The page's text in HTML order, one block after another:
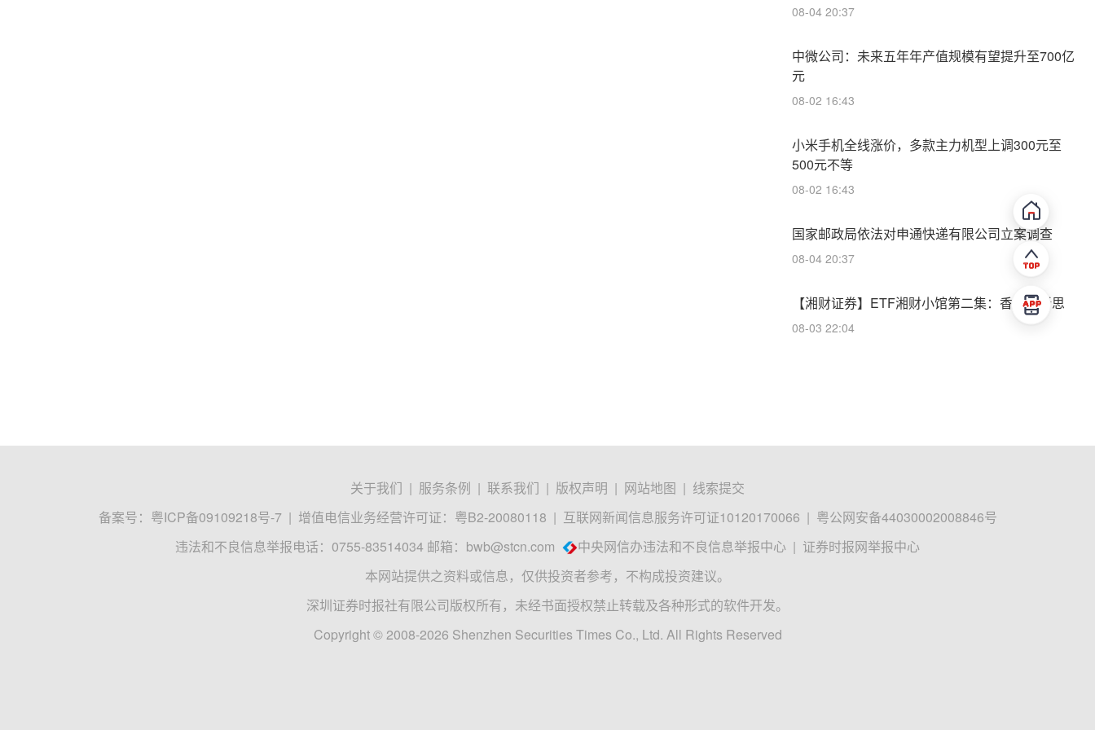
08-04 20:37
中微公司：未来五年年产值规模有望提升至700亿
元
08-02 16:43
小米手机全线涨价，多款主力机型上调300元至
500元不等
08-02 16:43
国家邮政局依法对申通快递有限公司立案调查
08-04 20:37
【湘财证券】ETF湘财小馆第二集：香辣启新思
08-03 22:04
关于我们 | 服务条例 | 联系我们 | 版权声明 | 网站地图 | 线索提交
备案号： 粤ICP备09109218号-7 | 增值电信业务经营许可证：粤B2-20080118 | 互联网新闻信息服务许可证10120170066 | 粤公网安备44030002008846号
违法和不良信息举报电话：0755-83514034 邮箱： bwb@stcn.com 中央网信办违法和不良信息举报中心 | 证券时报网举报中心
本网站提供之资料或信息，仅供投资者参考，不构成投资建议。
深圳证券时报社有限公司版权所有，未经书面授权禁止转载及各种形式的软件开发。
Copyright © 2008-2026 Shenzhen Securities Times Co., Ltd. All Rights Reserved